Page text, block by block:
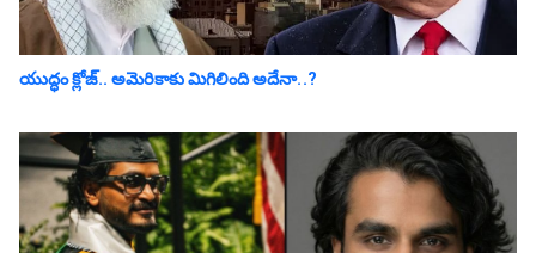
యుద్ధం క్లోజ్‌.. అమెరికాకు మిగిలింది అదేనా..?